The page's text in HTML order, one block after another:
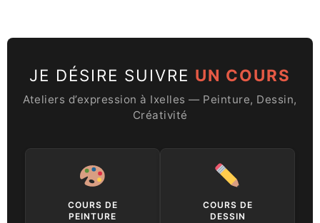
JE DÉSIRE SUIVRE UN COURS
Ateliers d’expression à Ixelles — Peinture, Dessin,
Créativité
COURS DE
PEINTURE
Description : Rejoignez nos cours de
COURS DE
DESSIN
Description :